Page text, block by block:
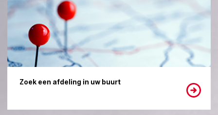
Zoek een afdeling in uw buurt